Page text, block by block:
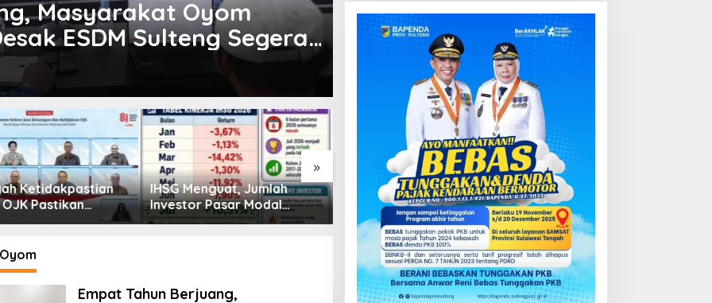
Masyarakat Oyom
»
Jumlah
Pasar Modal
Pembiayaan Tumbuh
Positif, Ini Kondisi Terkini
Sektor PVML hingga Juni
Kondisi Perkembangan
Sektor Asuransi,
Penjaminan dan Dana
Pensiun Juni 2026
Kredit Perbankan Tumbuh
12,67 Persen, Kualitas Aset
dan Ketahanan Modal
Tetap Kokoh Juni 2026
Empat Tahun Berjuang,